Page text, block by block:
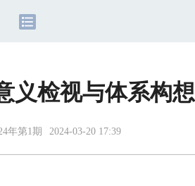
义检视与体系构想
年第1期 2024-03-20 17:39